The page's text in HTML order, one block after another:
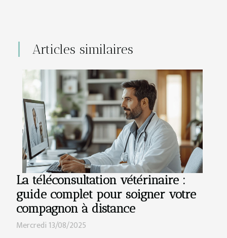
Articles similaires
La téléconsultation vétérinaire :
guide complet pour soigner votre
compagnon à distance
Mercredi 13/08/2025